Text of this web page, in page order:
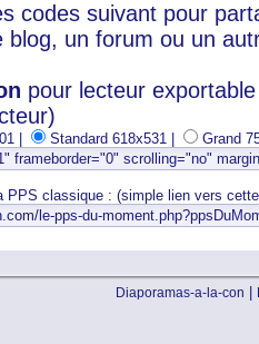
codes suivant pour
blog, un forum ou un
pour lecteur
| Standard 618x531 | Grand
PPS classique : (simple lien vers
Diaporamas-a-la-con